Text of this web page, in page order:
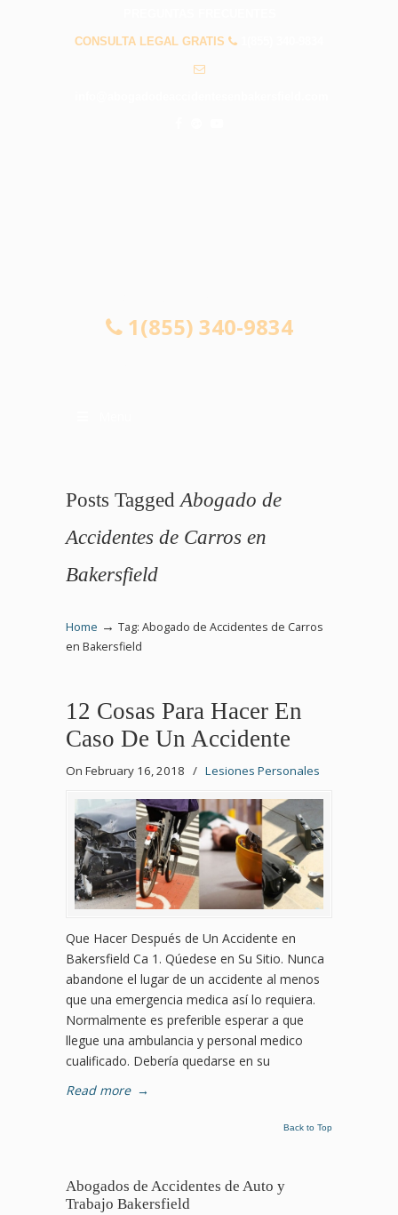
CONSULTA LEGAL GRATIS
1(855) 340-9834
Posts Tagged Abogado de
Accidentes de Carros en
Bakersfield
Home → Tag: Abogado de Accidentes de Carros
en Bakersfield
12 Cosas Para Hacer En
Caso De Un Accidente
On February 16, 2018 / Lesiones Personales
Que Hacer Después de Un Accidente en
Bakersfield Ca 1. Qúedese en Su Sitio. Nunca
abandone el lugar de un accidente al menos
que una emergencia medica así lo requiera.
Normalmente es preferible esperar a que
llegue una ambulancia y personal medico
cualificado. Debería quedarse en su
Read more →
Back to Top
Abogados de Accidentes de Auto y
Trabajo Bakersfield